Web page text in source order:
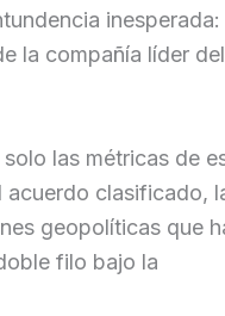
inesperada:
la compañía líder del
las métricas de
acuerdo clasificado,
geopolíticas que
filo bajo la